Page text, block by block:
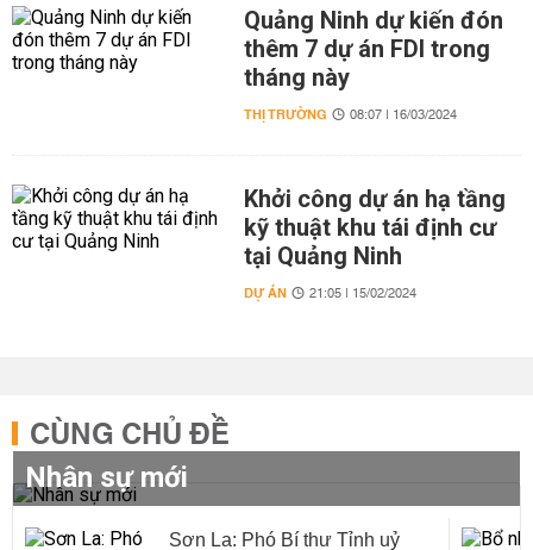
Quảng Ninh dự kiến đón
thêm 7 dự án FDI trong
tháng này
THỊ TRƯỜNG 08:07 | 16/03/2024
Khởi công dự án hạ tầng
kỹ thuật khu tái định cư
tại Quảng Ninh
DỰ ÁN 21:05 | 15/02/2024
CÙNG CHỦ ĐỀ
Nhân sự mới
Sơn La: Phó Bí thư Tỉnh uỷ